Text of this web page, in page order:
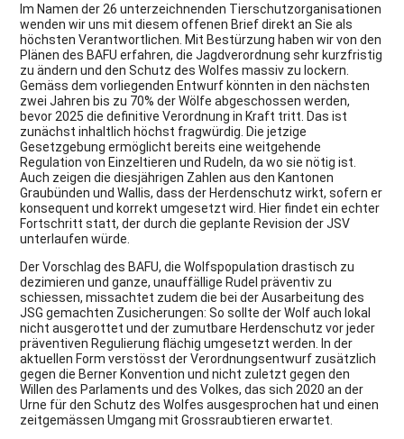
Im Namen der 26 unterzeichnenden Tierschutzorganisationen
wenden wir uns mit diesem offenen Brief direkt an Sie als
höchsten Verantwortlichen. Mit Bestürzung haben wir von den
Plänen des BAFU erfahren, die Jagdverordnung sehr kurzfristig
zu ändern und den Schutz des Wolfes massiv zu lockern.
Gemäss dem vorliegenden Entwurf könnten in den nächsten
zwei Jahren bis zu 70% der Wölfe abgeschossen werden,
bevor 2025 die definitive Verordnung in Kraft tritt. Das ist
zunächst inhaltlich höchst fragwürdig. Die jetzige
Gesetzgebung ermöglicht bereits eine weitgehende
Regulation von Einzeltieren und Rudeln, da wo sie nötig ist.
Auch zeigen die diesjährigen Zahlen aus den Kantonen
Graubünden und Wallis, dass der Herdenschutz wirkt, sofern er
konsequent und korrekt umgesetzt wird. Hier findet ein echter
Fortschritt statt, der durch die geplante Revision der JSV
unterlaufen würde.
Der Vorschlag des BAFU, die Wolfspopulation drastisch zu
dezimieren und ganze, unauffällige Rudel präventiv zu
schiessen, missachtet zudem die bei der Ausarbeitung des
JSG gemachten Zusicherungen: So sollte der Wolf auch lokal
nicht ausgerottet und der zumutbare Herdenschutz vor jeder
präventiven Regulierung flächig umgesetzt werden. In der
aktuellen Form verstösst der Verordnungsentwurf zusätzlich
gegen die Berner Konvention und nicht zuletzt gegen den
Willen des Parlaments und des Volkes, das sich 2020 an der
Urne für den Schutz des Wolfes ausgesprochen hat und einen
zeitgemässen Umgang mit Grossraubtieren erwartet.